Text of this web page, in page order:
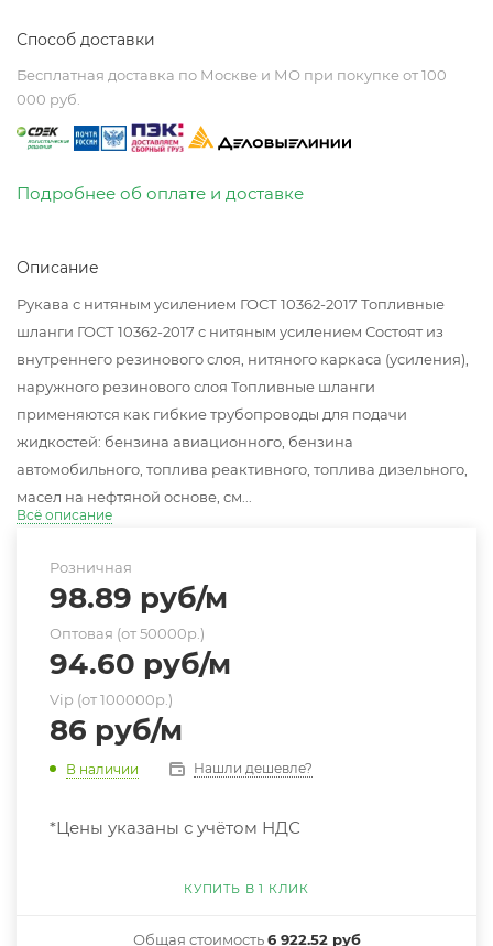
Способ доставки
Бесплатная доставка по Москве и МО при покупке от 100
000 руб.
Подробнее об оплате и доставке
Описание
Рукава с нитяным усилением ГОСТ 10362-2017 Топливные
шланги ГОСТ 10362-2017 с нитяным усилением Состоят из
внутреннего резинового слоя, нитяного каркаса (усиления),
наружного резинового слоя Топливные шланги
применяются как гибкие трубопроводы для подачи
жидкостей: бензина авиационного, бензина
автомобильного, топлива реактивного, топлива дизельного,
масел на нефтяной основе, см...
Всё описание
Розничная
98.89 руб/м
Оптовая (от 50000р.)
94.60 руб/м
Vip (от 100000р.)
86 руб/м
В наличии Нашли дешевле?
*Цены указаны с учётом НДС
КУПИТЬ В 1 КЛИК
Общая стоимость6 922.52 руб